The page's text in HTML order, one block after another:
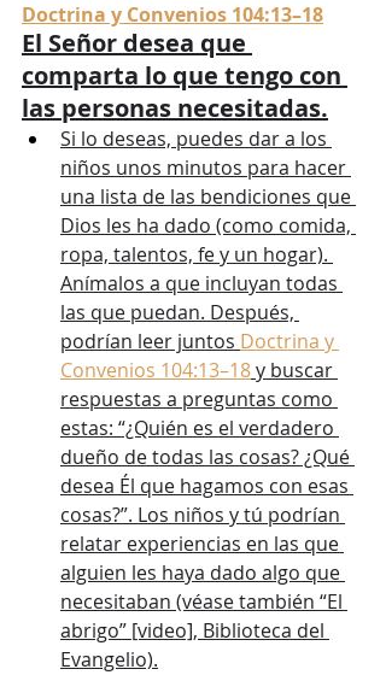
Doctrina y Convenios 104:13–18
El Señor desea que
comparta lo que tengo con
las personas necesitadas.
Si lo deseas, puedes dar a los
niños unos minutos para hacer
una lista de las bendiciones que
Dios les ha dado (como comida,
ropa, talentos, fe y un hogar).
Anímalos a que incluyan todas
las que puedan. Después,
podrían leer juntos Doctrina y
Convenios 104:13–18 y buscar
respuestas a preguntas como
estas: “¿Quién es el verdadero
dueño de todas las cosas? ¿Qué
desea Él que hagamos con esas
cosas?”. Los niños y tú podrían
relatar experiencias en las que
alguien les haya dado algo que
necesitaban (véase también “El
abrigo” [video], Biblioteca del
Evangelio).